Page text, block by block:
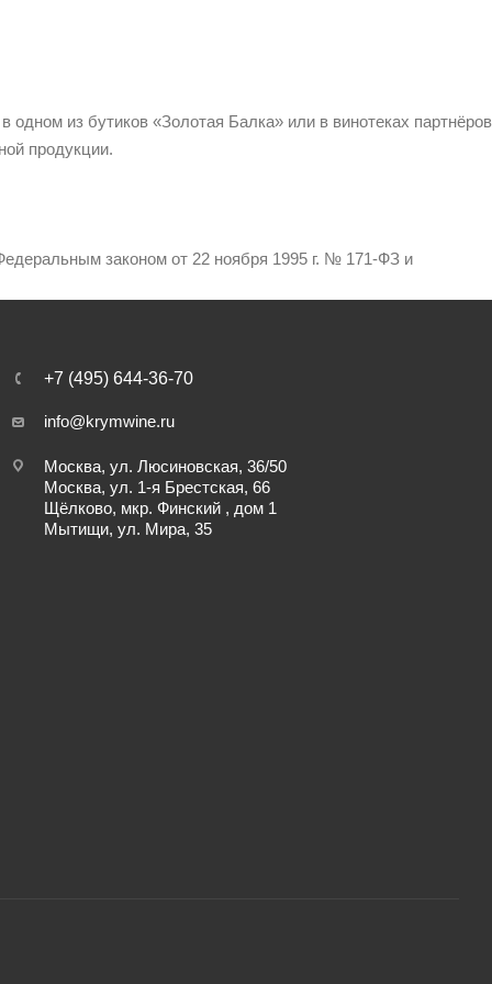
одном из бутиков «Золотая Балка» или в винотеках партнёров
продукции.
законом от 22 ноября 1995 г. № 171-ФЗ и
+7 (495) 644-36-70
info@krymwine.ru
Москва, ул. Люсиновская, 36/50
Москва, ул. 1-я Брестская, 66
Щёлково, мкр. Финский , дом 1
Мытищи, ул. Мира, 35